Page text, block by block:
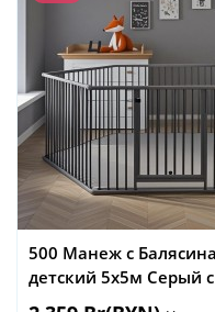
500 Манеж с
детский 5х5м Серый